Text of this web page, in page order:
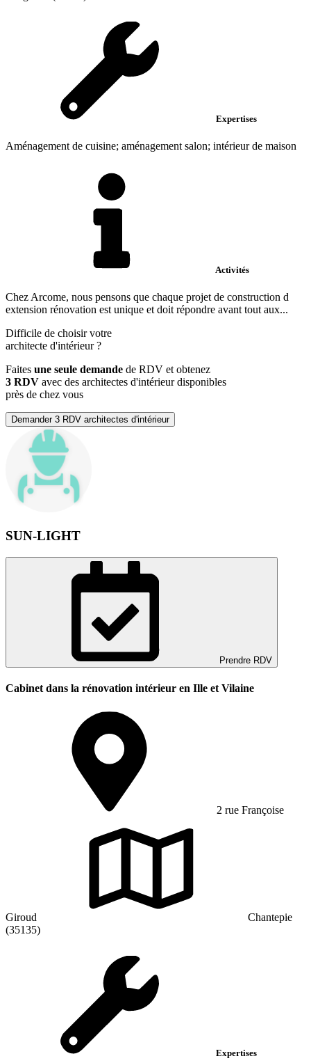
Expertises
Aménagement de cuisine; aménagement salon; intérieur de maison
Activités
Chez Arcome, nous pensons que chaque projet de construction d
extension rénovation est unique et doit répondre avant tout aux...
Difficile de choisir votre
architecte d'intérieur?
Faites une seule demande de RDV et obtenez
3 RDV avec des architectes d'intérieur disponibles
près de chez vous
Demander 3 RDV architectes d'intérieur
SUN-LIGHT
Prendre RDV
Cabinet dans la rénovation intérieur en Ille et Vilaine
2 rue Françoise
Giroud
Chantepie
(35135)
Expertises